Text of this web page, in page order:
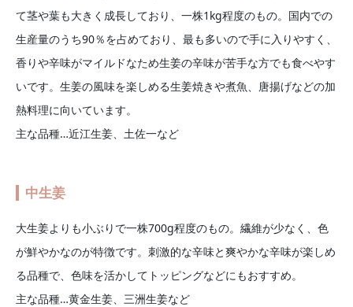
て茎や葉も大きく成長しており、一株1kg程度のもの。国内での
生産量のうち90％を占めており、最も多いので手に入りやすく、
香りや辛味がマイルドなため生姜の辛味が苦手な方でも食べやす
いです。生姜の風味を楽しめる生姜焼きや煮魚、唐揚げなどの加
熱料理に向いています。
主な品種…近江生姜、土佐一など
中生姜
大生姜よりも小ぶりで一株700g程度のもの。繊維が少なく、色
が鮮やかなのが特徴です。刺激的な辛味と爽やかな辛味が楽しめ
る品種で、色味を活かしてトッピングなどにもおすすめ。
主な品種…黄金生姜、三洲生姜など